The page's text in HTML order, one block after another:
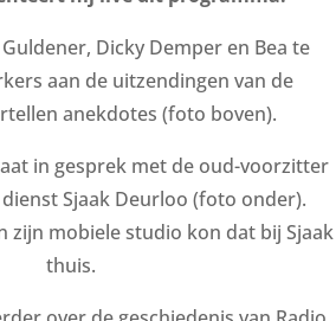
Dicky Demper en Bea te
aan de uitzendingen van de
anekdotes (foto boven).
in gesprek met de oud-voorzitter
Sjaak Deurloo (foto onder).
zijn mobiele studio kon dat bij Sjaak
thuis.